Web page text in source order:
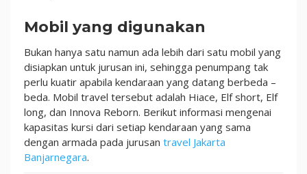
Mobil yang digunakan
Bukan hanya satu namun ada lebih dari satu mobil yang
disiapkan untuk jurusan ini, sehingga penumpang tak
perlu kuatir apabila kendaraan yang datang berbeda –
beda. Mobil travel tersebut adalah Hiace, Elf short, Elf
long, dan Innova Reborn. Berikut informasi mengenai
kapasitas kursi dari setiap kendaraan yang sama
dengan armada pada jurusan travel Jakarta
Banjarnegara.